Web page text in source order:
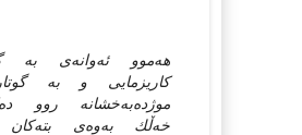
هه‌موو ئه‌وانه‌ی به‌
كاریزمایی و به‌
موژده‌به‌خشانه‌ روو
خه‌ڵك به‌وه‌ی بته‌كان